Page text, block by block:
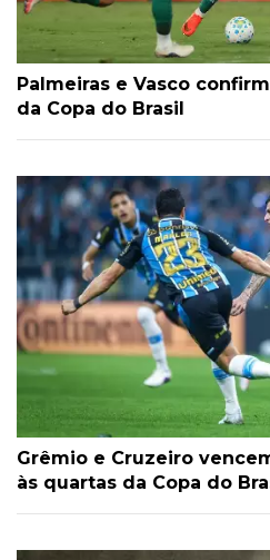
Palmeiras e Vasco
da Copa do Brasil
Grêmio e Cruzeiro
às quartas da Copa do